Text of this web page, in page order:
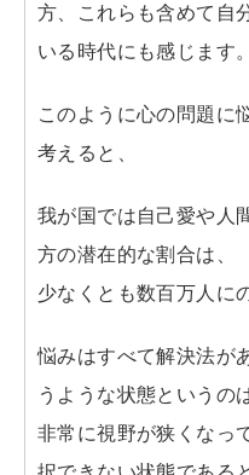
方、これらも含めて自
いる時代にも感じます。
このように心の問題に
考えると、
我が国では自己愛や人
方の潜在的な割合は、
少なくとも数百万人に
悩みはすべて解決法が
うような状態というの
非常に視野が狭くなっ